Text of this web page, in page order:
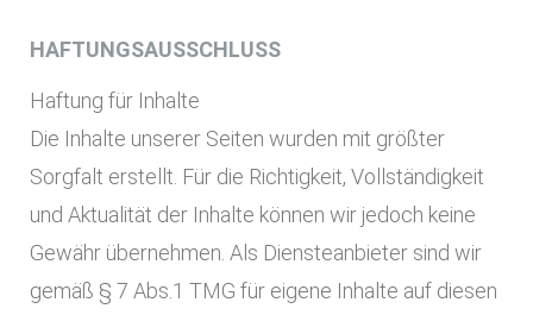
HAFTUNGSAUSSCHLUSS
Haftung für Inhalte
Die Inhalte unserer Seiten wurden mit größter
Sorgfalt erstellt. Für die Richtigkeit, Vollständigkeit
und Aktualität der Inhalte können wir jedoch keine
Gewähr übernehmen. Als Diensteanbieter sind wir
gemäß § 7 Abs.1 TMG für eigene Inhalte auf diesen